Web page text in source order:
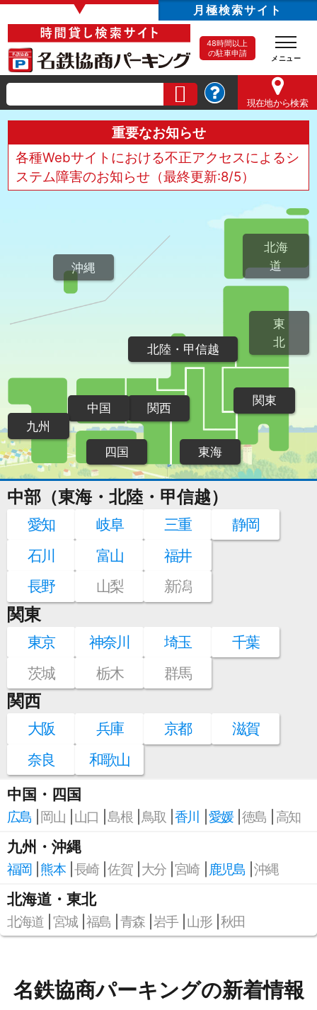
▼ 月極検索サイト
48時間以上
の駐車申請
現在地から検索
重要なお知らせ
各種Webサイトにおける不正アクセスによるシ
ステム障害のお知らせ（最終更新:8/5）
北海
道
東
北
関東
北陸・甲信越
東海
関西
中国
四国
九州
沖縄
中部（東海・北陸・甲信越）
愛知 岐阜 三重
静岡
石川
富山
福井
長野
山梨 新潟
関東
東京 神奈川 埼玉
千葉
茨城
栃木 群馬
関西
大阪 兵庫 京都
滋賀
奈良
和歌山
中国・四国
広島 岡山 山口 島根 鳥取 香川 愛媛 徳島 高知
九州・沖縄
福岡 熊本 長崎 佐賀 大分 宮崎 鹿児島 沖縄
北海道・東北
北海道 宮城 福島 青森 岩手 山形 秋田
名鉄協商パーキングの新着情報